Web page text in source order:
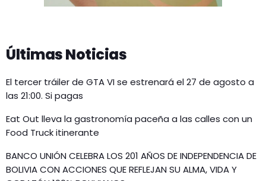
Últimas Noticias
El tercer tráiler de GTA VI se estrenará el 27 de agosto a
las 21:00. Si pagas
Eat Out lleva la gastronomía paceña a las calles con un
Food Truck itinerante
BANCO UNIÓN CELEBRA LOS 201 AÑOS DE INDEPENDENCIA DE
BOLIVIA CON ACCIONES QUE REFLEJAN SU ALMA, VIDA Y